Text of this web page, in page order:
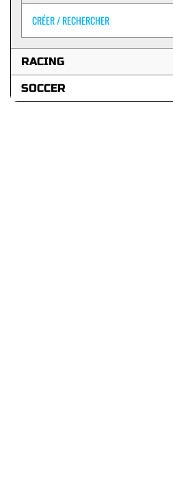
CRÉER / RECHERCHER
RACING
SOCCER